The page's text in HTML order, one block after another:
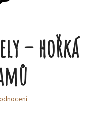
– hořká